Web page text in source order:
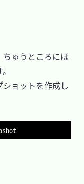
ゅうところにほ
ョットを作成し